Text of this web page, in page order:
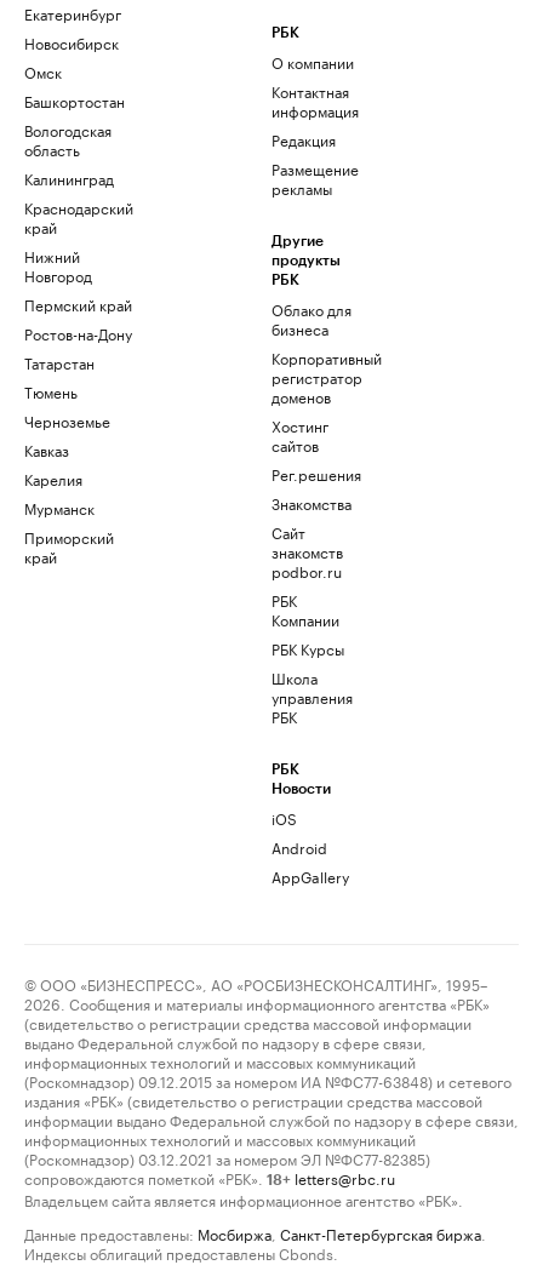
Екатеринбург
Новосибирск
Омск
Башкортостан
Вологодская
область
Калининград
Краснодарский
край
Нижний
Новгород
Пермский край
Ростов-на-Дону
Татарстан
Тюмень
Черноземье
Кавказ
Карелия
Мурманск
Приморский
край
РБК
О компании
Контактная
информация
Редакция
Размещение
рекламы
Другие
продукты
РБК
Облако для
бизнеса
Корпоративный
регистратор
доменов
Хостинг
сайтов
Рег.решения
Знакомства
Сайт
знакомств
podbor.ru
РБК
Компании
РБК Курсы
Школа
управления
РБК
РБК
Новости
iOS
Android
AppGallery
© ООО «БИЗНЕСПРЕСС», АО «РОСБИЗНЕСКОНСАЛТИНГ», 1995–
2026. Сообщения и материалы информационного агентства «РБК»
(свидетельство о регистрации средства массовой информации
выдано Федеральной службой по надзору в сфере связи,
информационных технологий и массовых коммуникаций
(Роскомнадзор) 09.12.2015 за номером ИА №ФС77-63848) и сетевого
издания «РБК» (свидетельство о регистрации средства массовой
информации выдано Федеральной службой по надзору в сфере связи,
информационных технологий и массовых коммуникаций
(Роскомнадзор) 03.12.2021 за номером ЭЛ №ФС77-82385)
сопровождаются пометкой «РБК».
18+ letters@rbc.ru
Владельцем сайта является информационное агентство «РБК».
Данные предоставлены: Мосбиржа Санкт-Петербургская биржа
Индексы облигаций предоставлены Cbonds.